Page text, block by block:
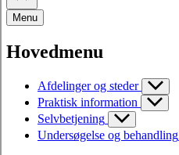
Menu
Hovedmenu
Afdelinger og steder
Praktisk information
Selvbetjening
Undersøgelse og behandling